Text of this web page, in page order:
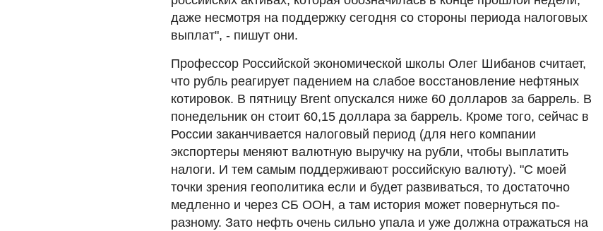
даже несмотря на поддержку сегодня со стороны периода налоговых
выплат", - пишут они.
Профессор Российской экономической школы Олег Шибанов считает,
что рубль реагирует падением на слабое восстановление нефтяных
котировок. В пятницу Brent опускался ниже 60 долларов за баррель. В
понедельник он стоит 60,15 доллара за баррель. Кроме того, сейчас в
России заканчивается налоговый период (для него компании
экспортеры меняют валютную выручку на рубли, чтобы выплатить
налоги. И тем самым поддерживают российскую валюту). "С моей
точки зрения геополитика если и будет развиваться, то достаточно
медленно и через СБ ООН, а там история может повернуться по-
разному. Зато нефть очень сильно упала и уже должна отражаться на